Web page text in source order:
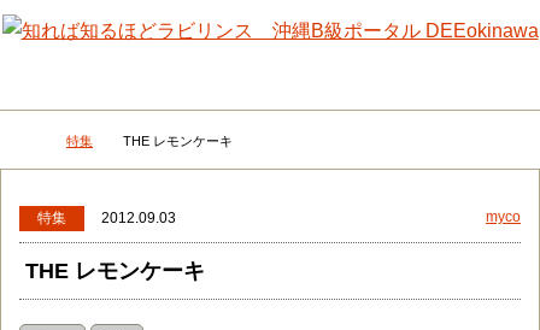
メニュー 検
DEEokinawaトップ
特集 THE レモンケーキ
特集 2012.09.03 myco
THE レモンケーキ